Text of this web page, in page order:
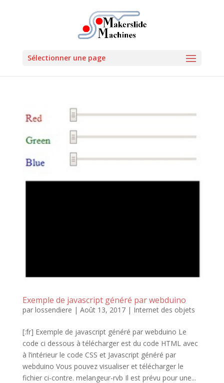
Sélectionner une page
Exemple de javascript généré par webduino
par lossendiere | Août 13, 2017| Internet des objets
[:fr] Exemple de javascript généré par webduino Le
code ci dessous à télécharger est du code HTML avec
à l’intérieur le code CSS et Javascript généré par
webduino Vous pouvez visualiser et télécharger le
fichier ci-contre. melangeur-rvb Il est prévu pour une...